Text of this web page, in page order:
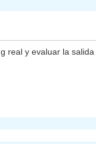
real y evaluar la